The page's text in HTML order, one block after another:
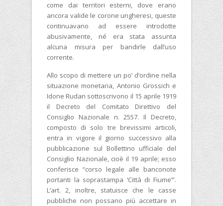
come dai territori esterni, dove erano
ancora valide le corone ungheresi, queste
continuavano ad essere introdotte
abusivamente, né era stata assunta
alcuna misura per bandirle dall’uso
corrente.
Allo scopo di mettere un po’ d’ordine nella
situazione monetaria, Antonio Grossich e
Idone Rudan sottoscrivono il 15 aprile 1919
il Decreto del Comitato Direttivo del
Consiglio Nazionale n. 2557. Il Decreto,
composto di solo tre brevissimi articoli,
entra in vigore il giorno successivo alla
pubblicazione sul Bollettino ufficiale del
Consiglio Nazionale, cioè il 19 aprile; esso
conferisce “corso legale alle banconote
portanti la soprastampa ‘Città di Fiume’”.
L’art. 2, inoltre, statuisce che le casse
pubbliche non possano più accettare in